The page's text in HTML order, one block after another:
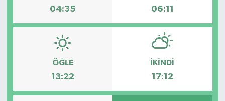
04:35 06:11
ÖĞLE
13:22
İKINDI
17:12